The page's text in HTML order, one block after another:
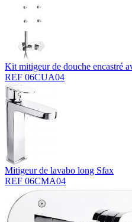
Kit mitigeur de douche encastré
REF 06CUA04
Mitigeur de lavabo long Sfax
REF 06CMA04